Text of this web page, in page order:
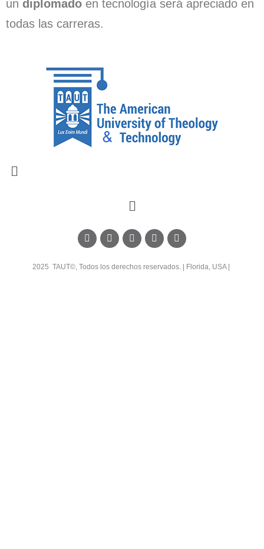
un diplomado en tecnología será apreciado en
todas las carreras.
2025 TAUT©, Todos los derechos reservados. | Florida, USA |